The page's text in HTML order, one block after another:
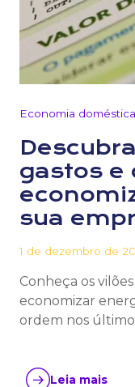
Economia doméstica
gastos e
sua
1 de dezembro de
Conheça os
economizar
ordem nos
Leia mais